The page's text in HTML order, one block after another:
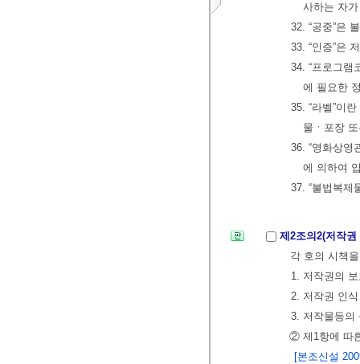
사하는 자
32. “공중”은
33. “인증”은
34. “프로그램
에 필요한
35. “라벨”이
물ㆍ포장
36. “영화상영
에 의하여
37. “불법복제
제2조의2(저작
각 호의 시책
1. 저작권의
2. 저작권 인
3. 저작물등의
② 제1항에 따
[본조신설